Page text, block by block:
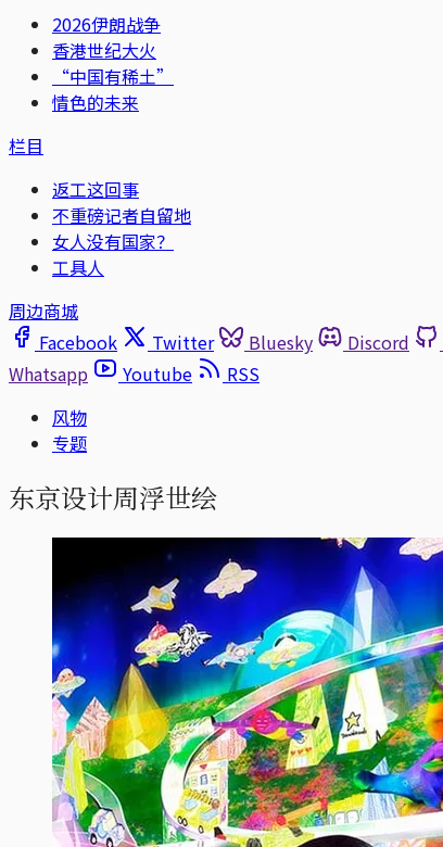
2026伊朗战争
香港世纪大火
“中国有稀土”
情色的未来
栏目
返工这回事
不重磅记者自留地
女人没有国家？
工具人
周边商城
Facebook
Twitter Bluesky Discord
Whatsapp
Youtube
RSS
风物
专题
东京设计周浮世绘